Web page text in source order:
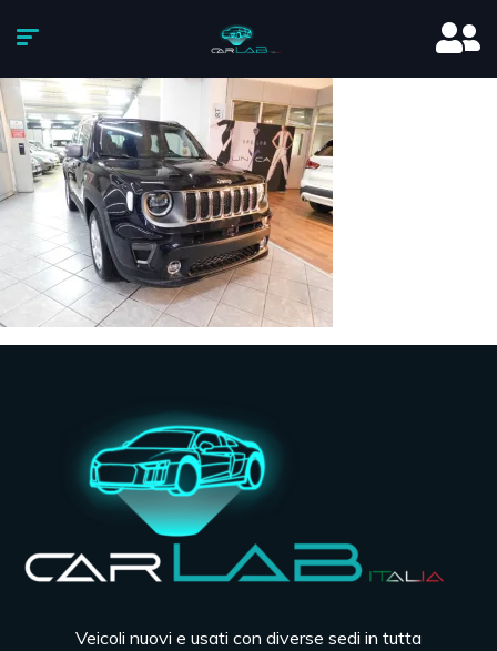
Veicoli nuovi e usati con diverse sedi in tutta